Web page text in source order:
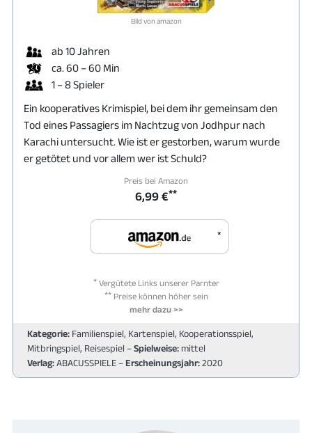
Bild von amazon
ab 10 Jahren
ca. 60 – 60 Min
1 – 8 Spieler
Ein kooperatives Krimispiel, bei dem ihr gemeinsam den
Tod eines Passagiers im Nachtzug von Jodhpur nach
Karachi untersucht. Wie ist er gestorben, warum wurde
er getötet und vor allem wer ist Schuld?
Preis bei Amazon
6,99 €**
*
*Vergütete Links unserer Parnter
**Preise können höher sein
mehr dazu >>
Kategorie: Familienspiel, Kartenspiel, Kooperationsspiel,
Mitbringspiel, Reisespiel –Spielweise: mittel
Verlag:ABACUSSPIELE – Erscheinungsjahr:2020